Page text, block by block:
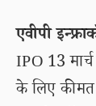
एवीपी
IPO 13
के लिए कीमत